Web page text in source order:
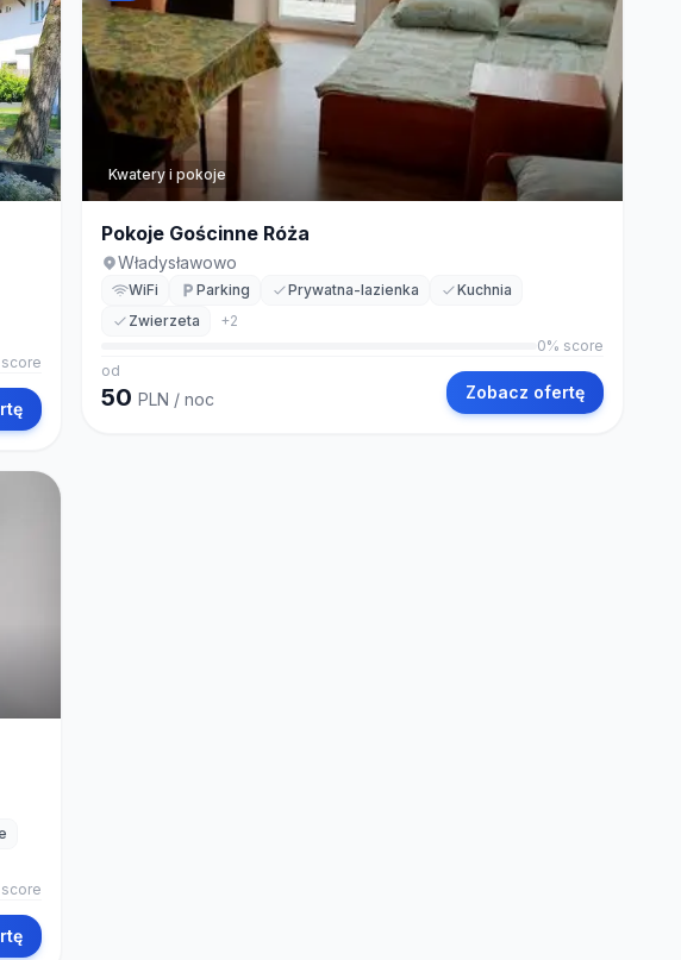
score
Kwatery i pokoje
Pokoje Gościnne Róża
Władysławowo
WiFi Parking Prywatna-lazienka
Kuchnia
Zwierzeta
+2
0% score
od
50 PLN / noc Zobacz ofertę
score